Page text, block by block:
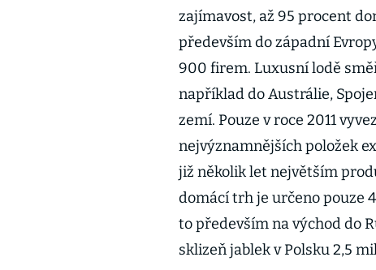
zajímavost, až 95 procent
především do západní
900 firem. Luxusní lodě
například do Austrálie,
zemí. Pouze v roce 2011
nejvýznamnějších položek
již několik let největším
domácí trh je určeno pouze
to především na východ do
sklizeň jablek v Polsku 2,5